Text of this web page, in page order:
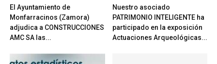
El Ayuntamiento de
Monfarracinos (Zamora)
adjudica a CONSTRUCCIONES
AMC SA las...
Nuestro asociado
PATRIMONIO INTELIGENTE ha
participado en la exposición
Actuaciones Arqueológicas...